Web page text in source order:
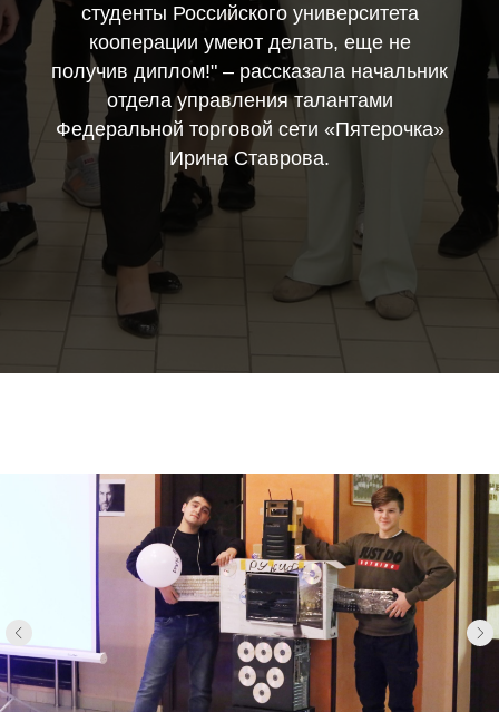
студенты Российского университета
кооперации умеют делать, еще не
получив диплом!" – рассказала начальник
отдела управления талантами
Федеральной торговой сети «Пятерочка»
Ирина Ставрова.